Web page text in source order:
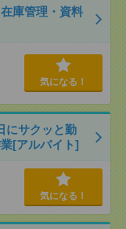
庫管理・資料
気になる！
にサクッと勤
[アルバイト]
気になる！